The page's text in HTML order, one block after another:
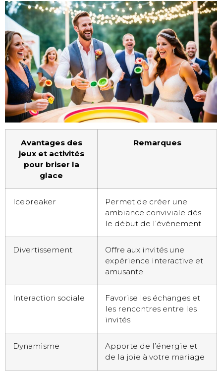
Avantages des
jeux et activités
pour briser la
glace
Remarques
Icebreaker
Permet de créer une
ambiance conviviale dès
le début de l’événement
Divertissement
Offre aux invités une
expérience interactive et
amusante
Interaction sociale
Favorise les échanges et
les rencontres entre les
invités
Dynamisme
Apporte de l’énergie et
de la joie à votre mariage